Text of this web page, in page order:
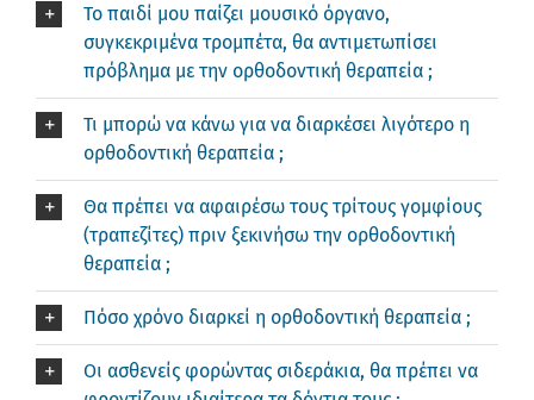
Το παιδί μου παίζει μουσικό όργανο,
συγκεκριμένα τρομπέτα, θα αντιμετωπίσει
πρόβλημα με την ορθοδοντική θεραπεία ;
Τι μπορώ να κάνω για να διαρκέσει λιγότερο η
ορθοδοντική θεραπεία ;
Θα πρέπει να αφαιρέσω τους τρίτους γομφίους
(τραπεζίτες) πριν ξεκινήσω την ορθοδοντική
θεραπεία ;
Πόσο χρόνο διαρκεί η ορθοδοντική θεραπεία ;
Οι ασθενείς φορώντας σιδεράκια, θα πρέπει να